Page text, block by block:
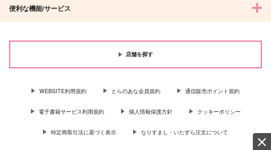
赤いポスト
便利な機能/サービス
店舗を探す
WEBSITE利用規約 とらのあな会員規約 通信販売ポイント規約
電子書籍サービス利用規約 個人情報保護方針 クッキーポリシー
特定商取引法に基づく表示 なりすまし・いたずら注文について